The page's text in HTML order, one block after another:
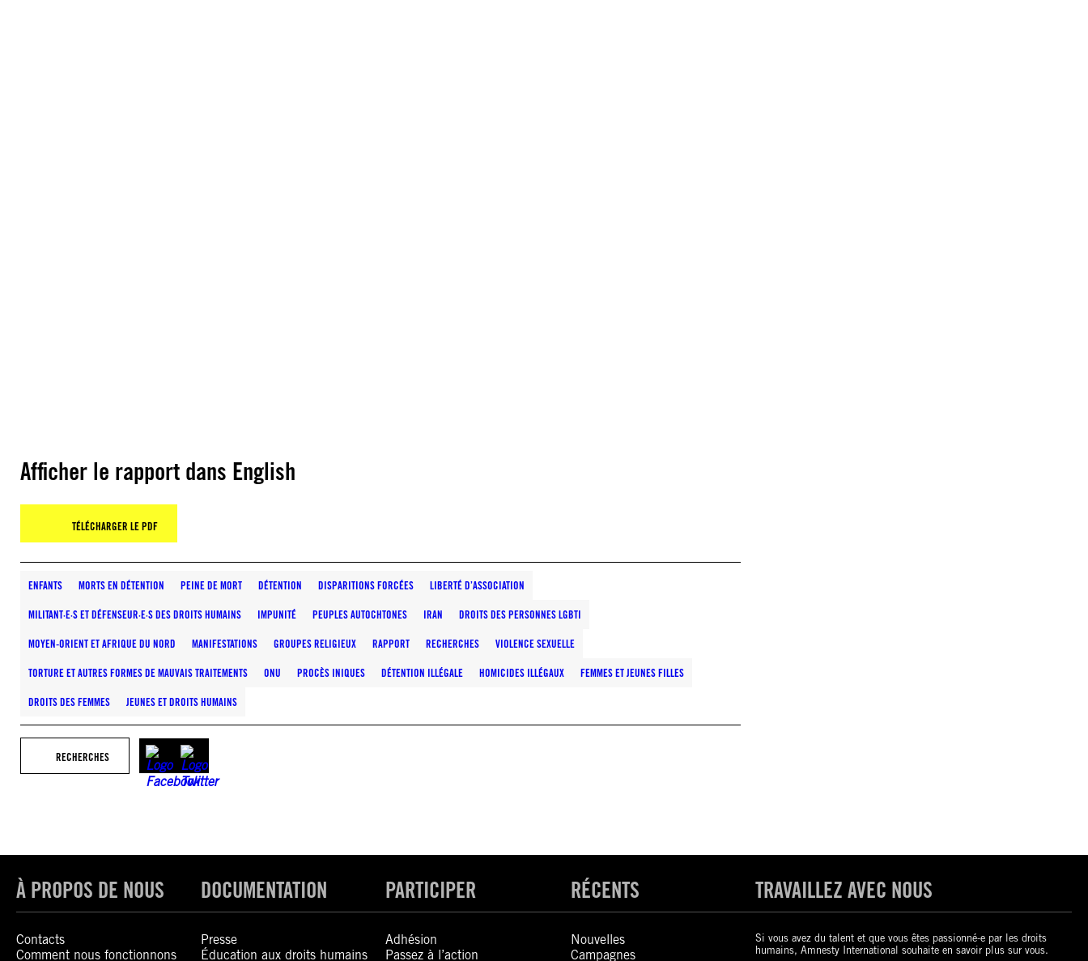
Afficher le rapport dans English
TÉLÉCHARGER LE PDF
ENFANTS MORTS EN DÉTENTION PEINE DE MORT DÉTENTION DISPARITIONS FORCÉES LIBERTÉ D’ASSOCIATION
MILITANT·E·S ET DÉFENSEUR·E·S DES DROITS HUMAINS IMPUNITÉ PEUPLES AUTOCHTONES IRAN DROITS DES PERSONNES LGBTI
MOYEN-ORIENT ET AFRIQUE DU NORD MANIFESTATIONS GROUPES RELIGIEUX RAPPORT RECHERCHES VIOLENCE SEXUELLE
TORTURE ET AUTRES FORMES DE MAUVAIS TRAITEMENTS ONU PROCÈS INIQUES DÉTENTION ILLÉGALE HOMICIDES ILLÉGAUX FEMMES ET JEUNES FILLES
DROITS DES FEMMES JEUNES ET DROITS HUMAINS
RECHERCHES
À PROPOS DE NOUS
Contacts
Comment nous fonctionnons
DOCUMENTATION
Presse
Éducation aux droits humains
PARTICIPER
Adhésion
Passez à l’action
RÉCENTS
Nouvelles
Campagnes
TRAVAILLEZ AVEC NOUS
Si vous avez du talent et que vous êtes passionné-e par les droits
humains, Amnesty International souhaite en savoir plus sur vous.